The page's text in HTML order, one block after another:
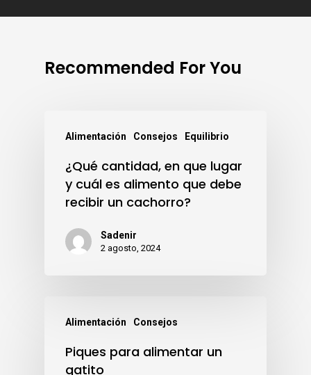
Recommended For You
Alimentación Consejos Equilibrio
¿Qué cantidad, en que lugar
y cuál es alimento que debe
recibir un cachorro?
Sadenir
2 agosto, 2024
Alimentación Consejos
Piques para alimentar un
gatito